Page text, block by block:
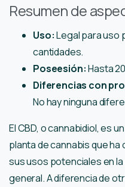
Resumen de
Uso:Legal para uso
cantidades.
Poseesión:Hasta
Diferencias con
No hay ninguna
El CBD, o cannabidiol, es
planta de cannabis que
sus usos potenciales en
general. A diferencia de